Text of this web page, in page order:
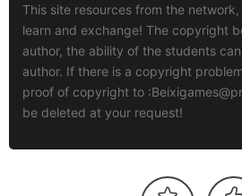
This site resources from the
learn and exchange! The copyright
author, the ability of the students
author. If there is a copyright
proof of copyright to :
be deleted at your request!